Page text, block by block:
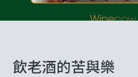
飲老酒的苦與樂